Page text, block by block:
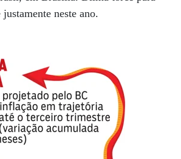
neste ano.